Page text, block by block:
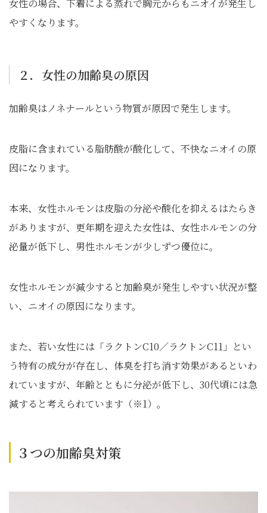
女性の場合、下着による蒸れで胸元からもニオイが発生し
やすくなります。
２．女性の加齢臭の原因
加齢臭はノネナールという物質が原因で発生します。
皮脂に含まれている脂肪酸が酸化して、不快なニオイの原
因になります。
本来、女性ホルモンは皮脂の分泌や酸化を抑えるはたらき
がありますが、更年期を迎えた女性は、女性ホルモンの分
泌量が低下し、男性ホルモンが少しずつ優位に。
女性ホルモンが減少すると加齢臭が発生しやすい状況が整
い、ニオイの原因になります。
また、若い女性には「ラクトンC10／ラクトンC11」とい
う特有の成分が存在し、体臭を打ち消す効果があるといわ
れていますが、年齢とともに分泌が低下し、30代頃には急
減すると考えられています（※1）。
３つの加齢臭対策